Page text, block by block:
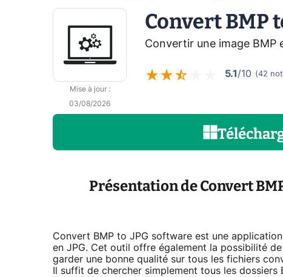
Mise à jour:
03/08/2026
Convert BMP
Convertir une image BMP
5.1 /10 (42
Présentation de Convert
Convert BMP to JPG software est une
en JPG. Cet outil offre également la possibilité
garder une bonne qualité sur tous les fichiers
Il suffit de chercher simplement tous les